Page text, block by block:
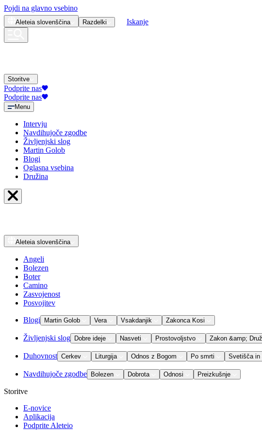
Pojdi na glavno vsebino
Aleteia slovenščina Razdelki Iskanje
Storitve
Podprite nas
Podprite nas
Menu
Intervju
Navdihujoče zgodbe
Življenjski slog
Martin Golob
Blogi
Oglasna vsebina
Družina
Aleteia slovenščina
Angeli
Bolezen
Boter
Camino
Zasvojenost
Posvojitev
Blogi Martin Golob Vera Vsakdanjik Zakonca Kosi
Življenjski slog Dobre ideje Nasveti Prostovoljstvo Zakon &amp;
Duhovnost Cerkev Liturgija Odnos z Bogom Po smrti Svetišča in
Navdihujoče zgodbe Bolezen Dobrota Odnosi Preizkušnje
Storitve
E-novice
Aplikacija
Podprite Aleteio